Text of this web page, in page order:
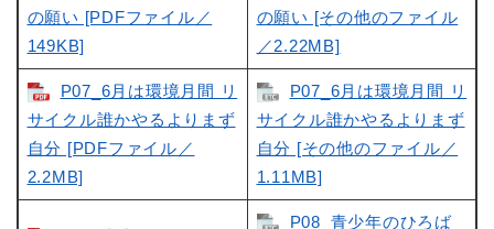
の願い [PDFファイル／
149KB]
の願い [その他のファイル
／2.22MB]
P07_6月は環境月間 リ
サイクル誰かやるよりまず
自分 [PDFファイル／
2.2MB]
P07_6月は環境月間 リ
サイクル誰かやるよりまず
自分 [その他のファイル／
1.11MB]
P08_青少年のひろば